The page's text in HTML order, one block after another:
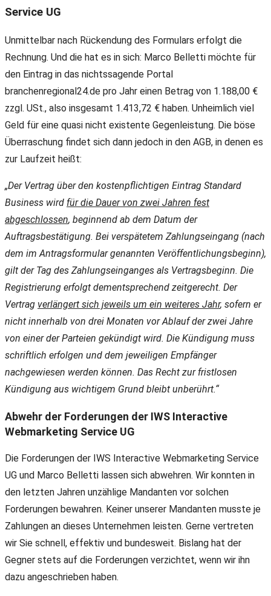
Service UG
Unmittelbar nach Rückendung des Formulars erfolgt die
Rechnung. Und die hat es in sich: Marco Belletti möchte für
den Eintrag in das nichtssagende Portal
branchenregional24.de pro Jahr einen Betrag von 1.188,00 €
zzgl. USt., also insgesamt 1.413,72 € haben. Unheimlich viel
Geld für eine quasi nicht existente Gegenleistung. Die böse
Überraschung findet sich dann jedoch in den AGB, in denen es
zur Laufzeit heißt:
„Der Vertrag über den kostenpflichtigen Eintrag Standard
Business wird für die Dauer von zwei Jahren fest
abgeschlossen, beginnend ab dem Datum der
Auftragsbestätigung. Bei verspätetem Zahlungseingang (nach
dem im Antragsformular genannten Veröffentlichungsbeginn),
gilt der Tag des Zahlungseinganges als Vertragsbeginn. Die
Registrierung erfolgt dementsprechend zeitgerecht. Der
Vertrag verlängert sich jeweils um ein weiteres Jahr, sofern er
nicht innerhalb von drei Monaten vor Ablauf der zwei Jahre
von einer der Parteien gekündigt wird. Die Kündigung muss
schriftlich erfolgen und dem jeweiligen Empfänger
nachgewiesen werden können. Das Recht zur fristlosen
Kündigung aus wichtigem Grund bleibt unberührt.“
Abwehr der Forderungen der IWS Interactive
Webmarketing Service UG
Die Forderungen der IWS Interactive Webmarketing Service
UG und Marco Belletti lassen sich abwehren. Wir konnten in
den letzten Jahren unzählige Mandanten vor solchen
Forderungen bewahren. Keiner unserer Mandanten musste je
Zahlungen an dieses Unternehmen leisten. Gerne vertreten
wir Sie schnell, effektiv und bundesweit. Bislang hat der
Gegner stets auf die Forderungen verzichtet, wenn wir ihn
dazu angeschrieben haben.